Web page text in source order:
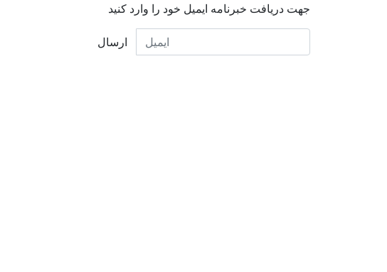
جهت دریافت خبرنامه ایمیل خود را وارد کنید
ارسال